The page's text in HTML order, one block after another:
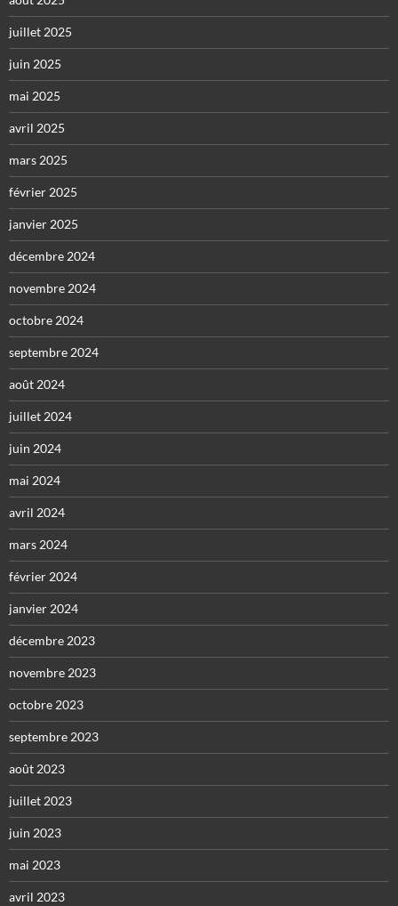
juillet 2025
juin 2025
mai 2025
avril 2025
mars 2025
février 2025
janvier 2025
décembre 2024
novembre 2024
octobre 2024
septembre 2024
août 2024
juillet 2024
juin 2024
mai 2024
avril 2024
mars 2024
février 2024
janvier 2024
décembre 2023
novembre 2023
octobre 2023
septembre 2023
août 2023
juillet 2023
juin 2023
mai 2023
avril 2023